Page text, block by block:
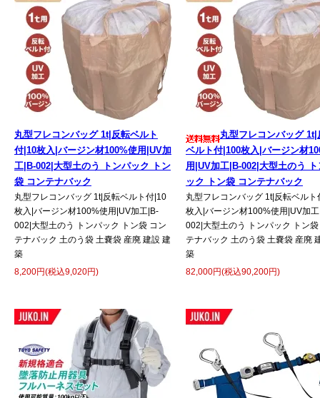
丸型フレコンバッグ 1t|反転ベルト
付|10枚入|バージン材100%使用|UV加
工|B-002|大型土のう トンパック トン
袋 コンテナバック
丸型フレコンバッグ 1t|反転ベルト付|10
枚入|バージン材100%使用|UV加工|B-
002|大型土のう トンパック トン袋 コン
テナバック 土のう袋 土嚢袋 産廃 建設 建
築
8,200円(税込9,020円)
丸型フレコンバッグ 1t|
ベルト付|100枚入|バージン材
用|UV加工|B-002|大型土のう ト
ック トン袋 コンテナバック
丸型フレコンバッグ 1t|反転ベルト
枚入|バージン材100%使用|UV加
002|大型土のう トンパック トン
テナバック 土のう袋 土嚢袋 産廃
築
82,000円(税込90,200円)